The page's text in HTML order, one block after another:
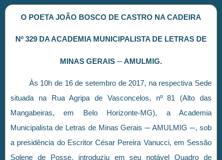
O POETA JOÃO BOSCO DE CASTRO NA CADEIRA
Nº 329 DA ACADEMIA MUNICIPALISTA DE LETRAS DE
MINAS GERAIS ─ AMULMIG.
Às 10h de 16 de setembro de 2017, na respectiva Sede
situada na Rua Agripa de Vasconcelos, nº 81 (Alto das
Mangabeiras, em Belo Horizonte-MG), a Academia
Municipalista de Letras de Minas Gerais ─ AMULMIG ─, sob
a presidência do Escritor César Pereira Vanucci, em Sessão
Solene de Posse, introduziu em seu notável Quadro de